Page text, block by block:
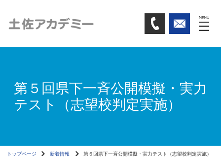
第５回県下一斉公開模擬・実力
テスト（志望校判定実施）
トップページ 新着情報 第５回県下一斉公開模擬・実力テスト（志望校判定実施）